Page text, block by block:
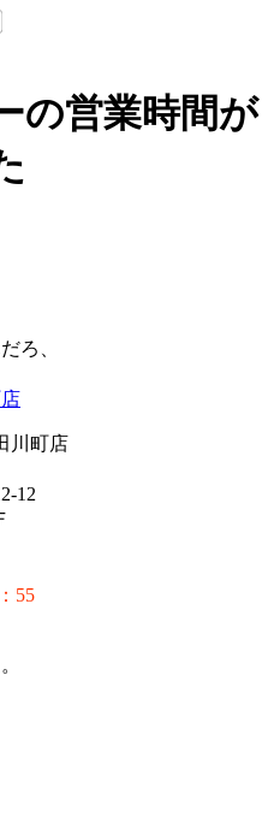
の営業時間が
ろ、
川町店
12
55